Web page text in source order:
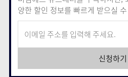
양한 할인 정보를 빠르게 받으실
신청하기